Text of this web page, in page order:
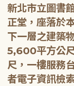
新北市立圖書
正堂，座落於
下一層之建築
5,600平方公
尺，一樓服務
者電子資訊檢